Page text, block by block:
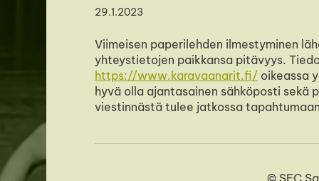
29.1.2023
Viimeisen paperilehden ilmestyminen
yhteystietojen paikkansa pitävyys.
https://www.karavaanarit.fi/oikeassa
hyvä olla ajantasainen sähköposti sekä
viestinnästä tulee jatkossa
© SFC